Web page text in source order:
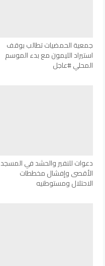
جمعية الحمضيات تطالب بوقف
استيراد الليمون مع بدء الموسم
المحلي #عاجل
دعوات للنفير والحشد في المسجد
الأقصى وإفشال مخططات
الاحتلال ومستوطنيه